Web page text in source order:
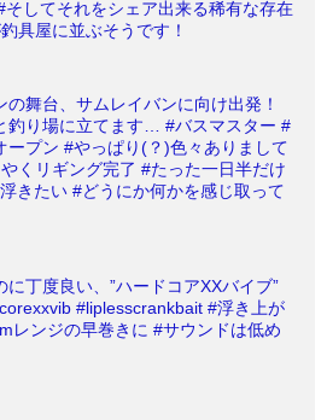
そしてそれをシェア出来る稀有な存在
具屋に並ぶそうです！
の舞台、サムレイバンに向け出発！
釣り場に立てます… #バスマスター #
ープン #やっぱり(？)色々ありまして
くリギング完了 #たった一日半だけ
きたい #どうにか何かを感じ取って
に丁度良い、”ハードコアXXバイブ”
#liplesscrankbait #浮き上が
レンジの早巻きに #サウンドは低め